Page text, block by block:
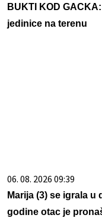
BUKTI KOD
jedinice na terenu
06. 08. 2026 09:39
Marija (3) se igrala
godine otac je